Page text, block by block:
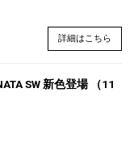
詳細はこちら
SW 新色登場 （11